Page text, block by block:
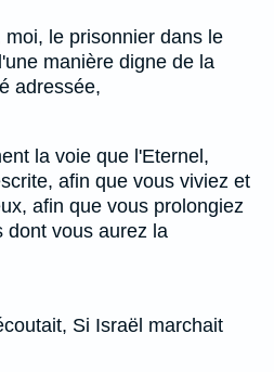
le prisonnier dans le
manière digne de la
adressée,
la voie que l'Eternel,
afin que vous viviez et
afin que vous prolongiez
dont vous aurez la
Si Israël marchait